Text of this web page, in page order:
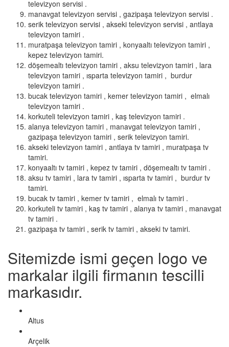
televizyon servisi .
manavgat televizyon servisi , gazipaşa televizyon servisi .
serik televizyon servisi , akseki televizyon servisi , antlaya
televizyon tamiri .
muratpaşa televizyon tamiri , konyaaltı televizyon tamiri ,
kepez televizyon tamiri.
döşemealtı televizyon tamiri , aksu televizyon tamiri , lara
televizyon tamiri , ısparta televizyon tamiri , burdur
televizyon tamiri .
bucak televizyon tamiri , kemer televizyon tamiri , elmalı
televizyon tamiri .
korkuteli televizyon tamiri , kaş televizyon tamiri .
alanya televizyon tamiri , manavgat televizyon tamiri ,
gazipaşa televizyon tamiri , serik televizyon tamiri.
akseki televizyon tamiri , antlaya tv tamiri , muratpaşa tv
tamiri.
konyaaltı tv tamiri , kepez tv tamiri , döşemealtı tv tamiri .
aksu tv tamiri , lara tv tamiri , ısparta tv tamiri , burdur tv
tamiri.
bucak tv tamiri , kemer tv tamiri , elmalı tv tamiri .
korkuteli tv tamiri , kaş tv tamiri , alanya tv tamiri , manavgat
tv tamiri .
gazipaşa tv tamiri , serik tv tamiri , akseki tv tamiri.
Sitemizde ismi geçen logo ve
markalar ilgili firmanın tescilli
markasıdır.
Altus
Arçelik